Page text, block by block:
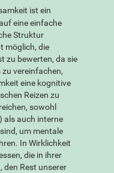
ist ein
eine einfache
Struktur
möglich, die
zu bewerten, da sie
vereinfachen,
eine kognitive
Reizen zu
sowohl
als auch interne
um mentale
In Wirklichkeit
die in ihrer
den Rest unserer